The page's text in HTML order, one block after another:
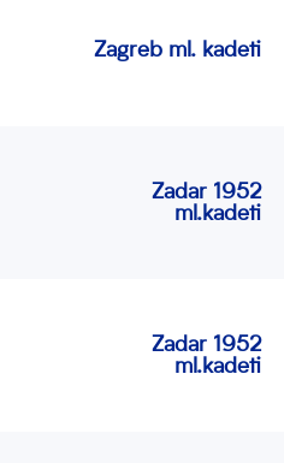
Zagreb ml. kadeti
Zadar 1952
ml.kadeti
Zadar 1952
ml.kadeti